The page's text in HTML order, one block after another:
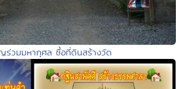
ร่วมมหากุศล ซื้อที่ดินสร้างวัด